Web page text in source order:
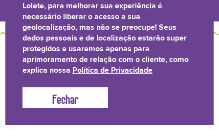
LONGEVIDADE
CAPILAR
BRILHO LAMELAR CRESPOS &
CACHOS TRANSPARÊNCIA
AQUI TEM CONTEÚDO
Lolete não fica na mão! Temos uma linha de produtos
para o drama de cada dia.
Lolete, para melhorar sua experiência é
necessário liberar o acesso a sua
geolocalização, mas não se preocupe! Seus
dados pessoais e de localização estarão super
protegidos e usaremos apenas para
aprimoramento de relação com o cliente, como
explica nossa Política de Privacidade